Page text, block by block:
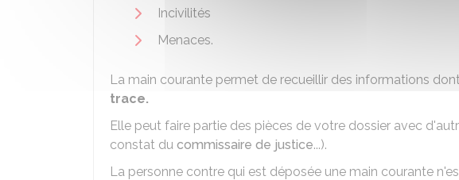
Incivilités
Menaces.
La main courante permet de recueillir des informations
trace.
Elle peut faire partie des pièces de votre dossier avec
constat du commissaire de justice...).
La personne contre qui est déposée une main courante